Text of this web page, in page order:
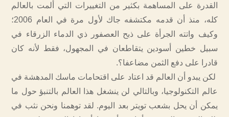
القدرة على المساهمة بكثير من التغييرات التي ألمت بالعالم
كله، منذ أن قدمه مكتشفه جاك لأول مرة في العام 2006؛
وكيف واتته الجرأة على ذبح العصفور ذي الدماء الزرقاء في
سبيل خطين أسودين يتقاطعان في المجهول، فقط لأنه كان
قادرا على دفع الثمن مضاعفا؟.
لكن يبدو أن العالم قد اعتاد على اقتحامات ماسك المدهشة في
عالم التكنولوجيا، وبالتالي لن ينشغل هذا العالم بالتنبؤ حول ما
يمكن أن يحل بشعب تويتر بعد اليوم. لقد توهمنا ونحن نثب في